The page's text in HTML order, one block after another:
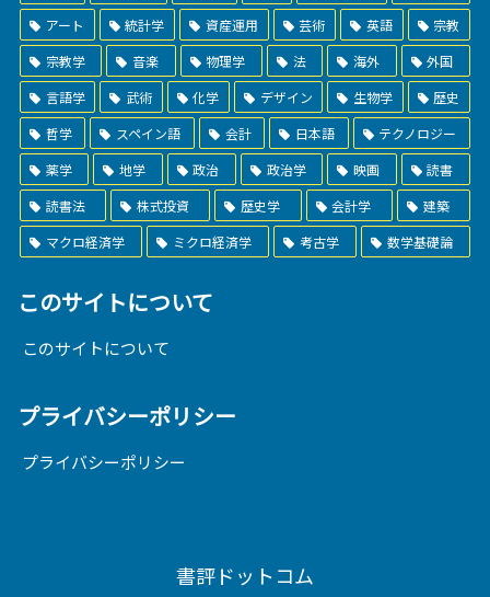
アート
統計学 資産運用 芸術 英語
宗教
宗教学
音楽 物理学 法 海外
外国
言語学
武術 化学 デザイン 生物学
歴史
哲学
スペイン語 会計 日本語
テクノロジー
薬学
地学 政治 政治学 映画
読書
読書法
株式投資 歴史学 会計学
建築
マクロ経済学
ミクロ経済学 考古学 数学基礎論
このサイトについて
このサイトについて
プライバシーポリシー
プライバシーポリシー
書評ドットコム